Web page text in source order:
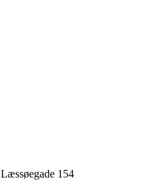
Læssøegade 154